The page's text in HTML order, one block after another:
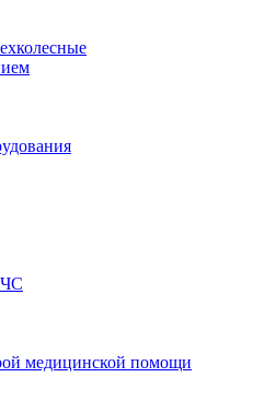
медицинской помощи